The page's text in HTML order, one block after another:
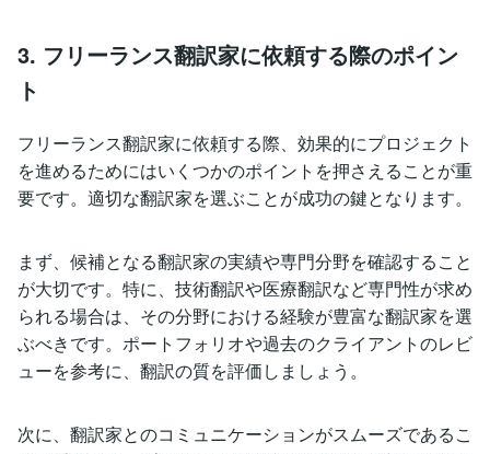
3. フリーランス翻訳家に依頼する際のポイン
ト
フリーランス翻訳家に依頼する際、効果的にプロジェクト
を進めるためにはいくつかのポイントを押さえることが重
要です。適切な翻訳家を選ぶことが成功の鍵となります。
まず、候補となる翻訳家の実績や専門分野を確認すること
が大切です。特に、技術翻訳や医療翻訳など専門性が求め
られる場合は、その分野における経験が豊富な翻訳家を選
ぶべきです。ポートフォリオや過去のクライアントのレビ
ューを参考に、翻訳の質を評価しましょう。
次に、翻訳家とのコミュニケーションがスムーズであるこ